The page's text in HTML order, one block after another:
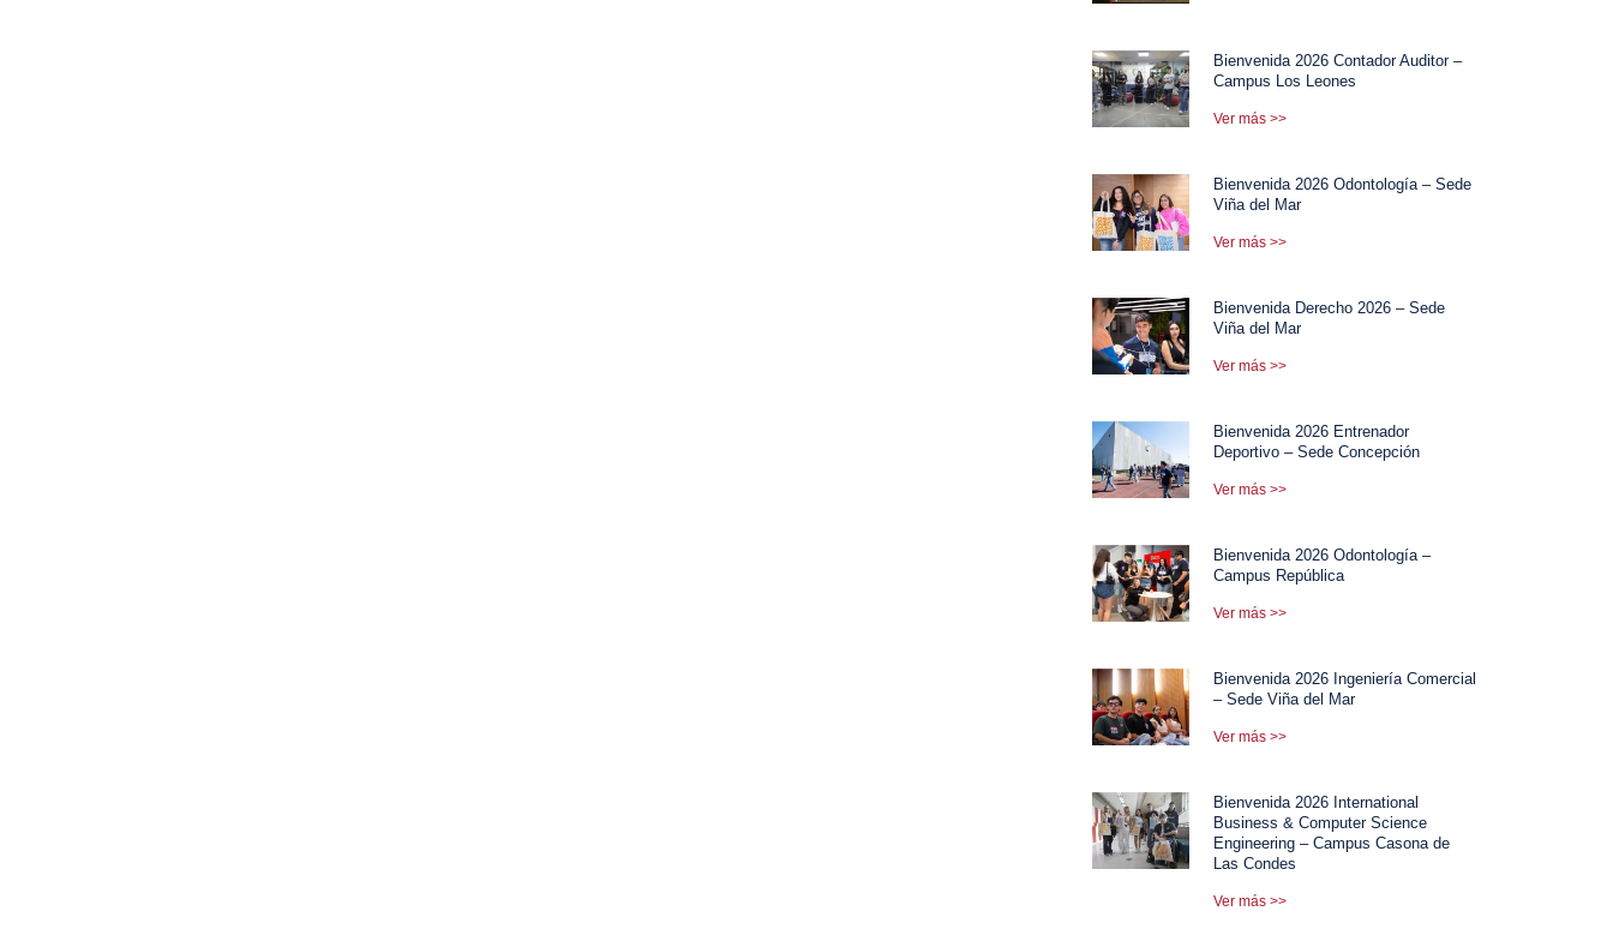
Bienvenida 2026 Contador Auditor –
Campus Los Leones
Ver más >>
Bienvenida 2026 Odontología – Sede
Viña del Mar
Ver más >>
Bienvenida Derecho 2026 – Sede
Viña del Mar
Ver más >>
Bienvenida 2026 Entrenador
Deportivo – Sede Concepción
Ver más >>
Bienvenida 2026 Odontología –
Campus República
Ver más >>
Bienvenida 2026 Ingeniería Comercial
– Sede Viña del Mar
Ver más >>
Bienvenida 2026 International
Business & Computer Science
Engineering – Campus Casona de
Las Condes
Ver más >>